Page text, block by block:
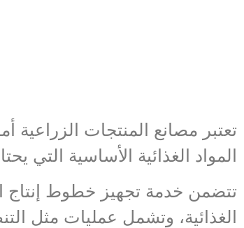
تعتبر مصانع المنتجات الزراعية
المواد الغذائية الأساسية التي
تتضمن خدمة تجهيز خطوط إنتاج
الغذائية، وتشمل عمليات مثل